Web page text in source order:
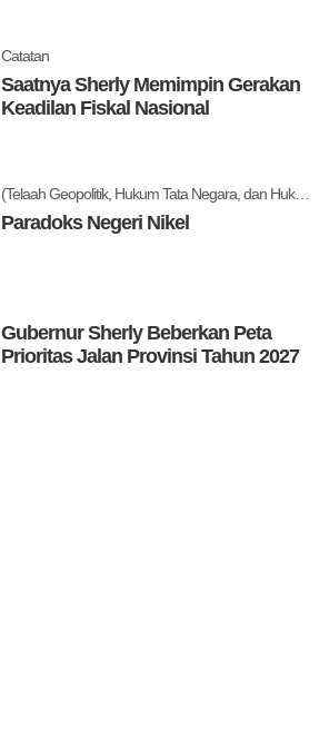
Catatan
Saatnya Sherly Memimpin Gerakan
Keadilan Fiskal Nasional
(Telaah Geopolitik, Hukum Tata Negara, dan Hukum Administrasi Negara)
Paradoks Negeri Nikel
Gubernur Sherly Beberkan Peta
Prioritas Jalan Provinsi Tahun 2027